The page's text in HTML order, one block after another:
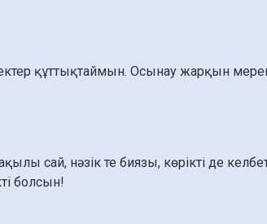
құттықтаймын. Осынау жарқын
сай, нәзік те биязы, көрікті де
болсын!